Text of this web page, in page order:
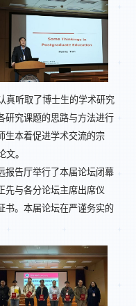
真听取了博士生的学术研究
研究课题的思路与方法进行
生本着促进学术交流的宗
。
报告厅举行了本届论坛闭幕
先与各分论坛主席出席仪
书。本届论坛在严谨务实的